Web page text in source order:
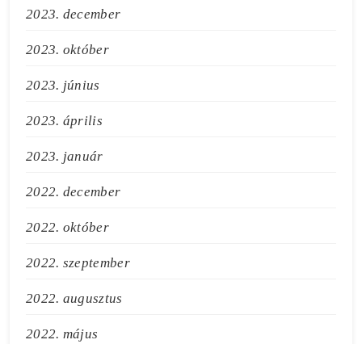
2023. december
2023. október
2023. június
2023. április
2023. január
2022. december
2022. október
2022. szeptember
2022. augusztus
2022. május